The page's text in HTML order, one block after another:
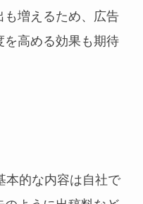
も増えるため、広告
を高める効果も期待
本的な内容は自社で